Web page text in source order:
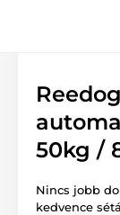
50kg /
Nincs jobb
kedvence